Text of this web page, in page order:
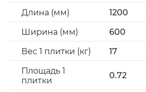
Длина (мм)
1200
Ширина (мм)
600
Вес 1 плитки (кг)
17
Площадь 1
плитки
0.72